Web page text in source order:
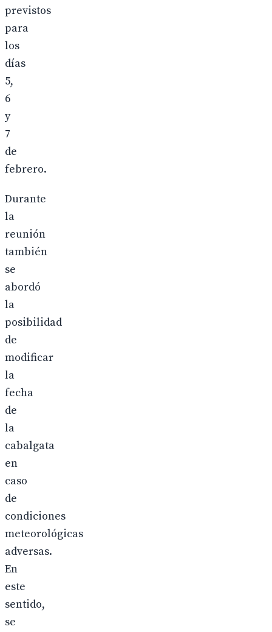
previstos
para
los
días
5,
6
y
7
de
febrero.
Durante
la
reunión
también
se
abordó
la
posibilidad
de
modificar
la
fecha
de
la
cabalgata
en
caso
de
condiciones
meteorológicas
adversas.
En
este
sentido,
se